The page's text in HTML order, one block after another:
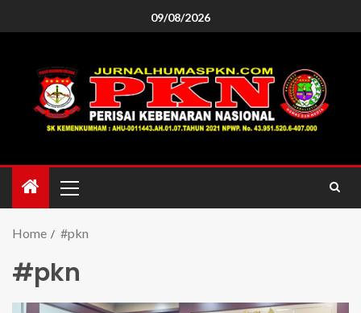
09/08/2026
Home #pkn
#pkn